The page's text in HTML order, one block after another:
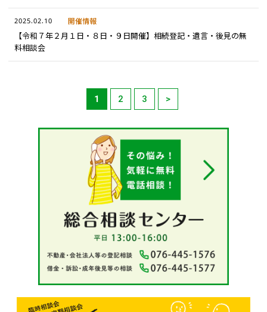
2025.02.10 開催情報
【令和７年２月１日・８日・９日開催】相続登記・遺言・後見の無
料相談会
1 2 3 >